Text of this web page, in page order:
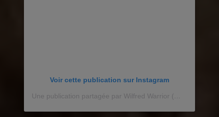
Voir cette publication sur Instagram